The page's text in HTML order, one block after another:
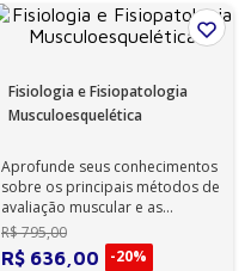
Fisiologia e Fisiopatologia
Musculoesquelética
Aprofunde seus conhecimentos
sobre os principais métodos de
avaliação muscular e as
definições sobre sarcopenia e
fragil...
R$795,00
R$ 636 00 -20%